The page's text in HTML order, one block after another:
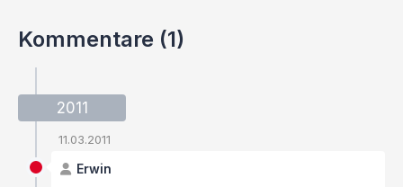
Kommentare (1)
2011
11.03.2011
Erwin